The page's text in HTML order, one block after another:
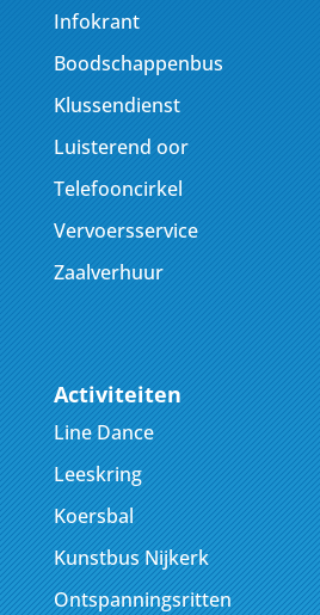
Infokrant
Boodschappenbus
Klussendienst
Luisterend oor
Telefooncirkel
Vervoersservice
Zaalverhuur
Activiteiten
Line Dance
Leeskring
Koersbal
Kunstbus Nijkerk
Ontspanningsritten